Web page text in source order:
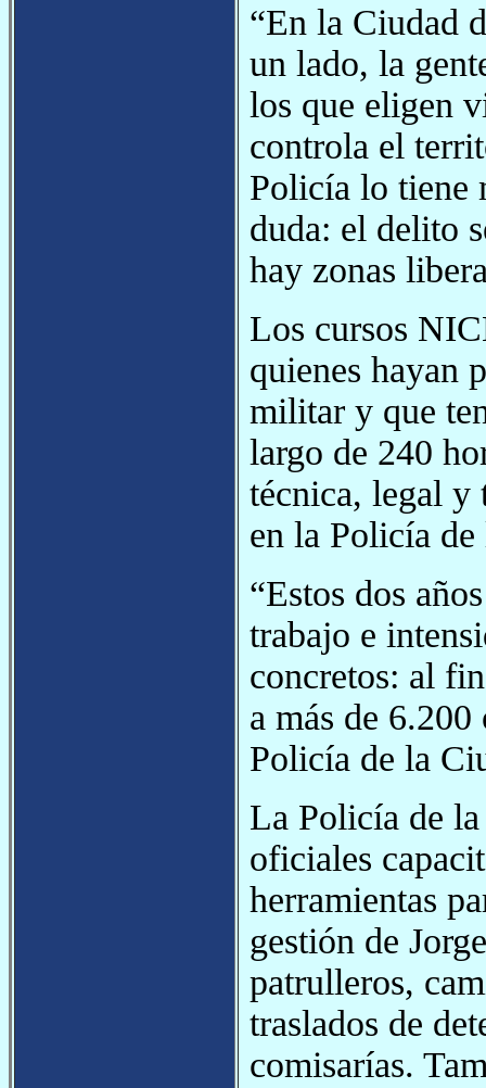
“En la Ciudad
un lado, la
los que eligen
controla el
Policía lo tiene
duda: el delito
hay zonas
Los cursos
quienes hayan
militar y que
largo de 240
técnica, legal y
en la Policía
“Estos dos
trabajo e
concretos: al
a más de
Policía de la
La Policía de
oficiales
herramientas
gestión de
patrulleros,
traslados de
comisarías.